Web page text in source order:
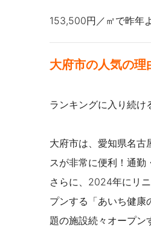
153,500円／㎡で昨年
大府市の人気の理
ランキングに入り続け
大府市は、愛知県名古
スが非常に便利！通勤
さらに、 2024年にリ
プンする 「あいち健
題の施設続々オープン